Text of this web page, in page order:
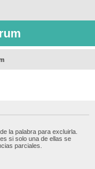
la palabra para excluirla.
si solo una de ellas se
parciales.